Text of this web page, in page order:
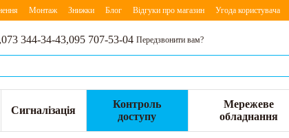
Монтаж Знижки Блог Відгуки про магазин Угода користувача
073 344-34-43,095 707-53-04 Передзвонити вам?
Сигналізація
Контроль
доступу
Мережеве
обладнання